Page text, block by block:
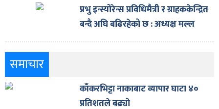
प्रभु इन्स्योरेन्स प्रविधिमैत्री र ग्राहककेन्द्रित
बन्दै अघि बढिरहेको छ : अध्यक्ष मल्ल
समाचार
काँकरभिट्टा नाकाबाट व्यापार घाटा ४०
प्रतिशतले बढ्यो